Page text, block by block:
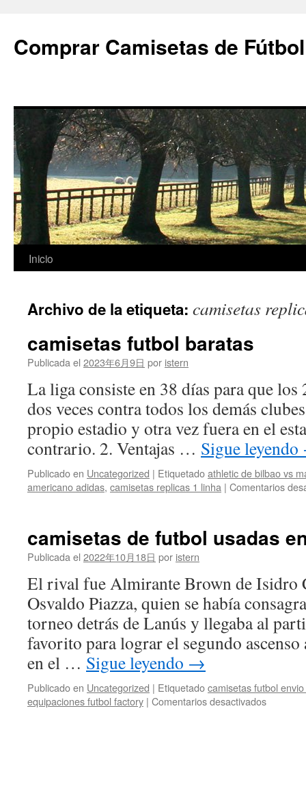
Comprar Camisetas de
Saltar
contenido
Inicio
Archivo de la etiqueta: camisetas
camisetas futbol baratas
Publicada el 2023年6月9日 por istern
La liga consiste en 38 días para que
dos veces contra todos los demás
propio estadio y otra vez fuera en el
contrario. 2. Ventajas … Sigue leyendo
Publicado en Uncategorized | Etiquetadoathletic de bilbao vs
americano adidas, camisetas replicas 1 linha | Comentarios
camisetas de futbol usadas
Publicada el 2022年10月18日 por istern
El rival fue Almirante Brown de Isidro
Osvaldo Piazza, quien se había
torneo detrás de Lanús y llegaba al
favorito para lograr el segundo
en el … Sigue leyendo →
Publicado en Uncategorized | Etiquetadocamisetas futbol
equipaciones futbol factory | Comentarios desactivadosen